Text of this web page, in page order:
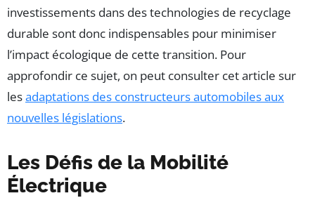
investissements dans des technologies de recyclage
durable sont donc indispensables pour minimiser
l’impact écologique de cette transition. Pour
approfondir ce sujet, on peut consulter cet article sur
lesadaptations des constructeurs automobiles aux
nouvelles législations.
Les Défis de la Mobilité
Électrique